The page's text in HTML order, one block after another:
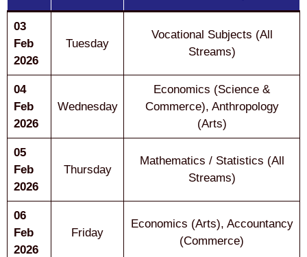
03
Feb
2026
Tuesday
Vocational Subjects (All
Streams)
04
Feb
2026
Wednesday
Economics (Science &
Commerce), Anthropology
(Arts)
05
Feb
2026
Thursday
Mathematics / Statistics (All
Streams)
06
Feb
2026
Friday
Economics (Arts), Accountancy
(Commerce)